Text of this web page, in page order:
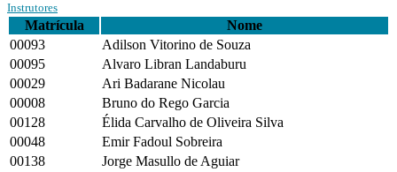
Instrutores
Matrícula
Nome
00093
Adilson Vitorino de Souza
00095
Alvaro Libran Landaburu
00029
Ari Badarane Nicolau
00008
Bruno do Rego Garcia
00128
Élida Carvalho de Oliveira Silva
00048
Emir Fadoul Sobreira
00138
Jorge Masullo de Aguiar